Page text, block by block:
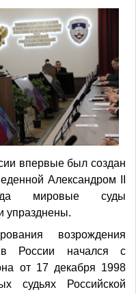
впервые был создан
Александром II
мировые суды
упразднены.
возрождения
в России начался с
от 17 декабря 1998
Российской